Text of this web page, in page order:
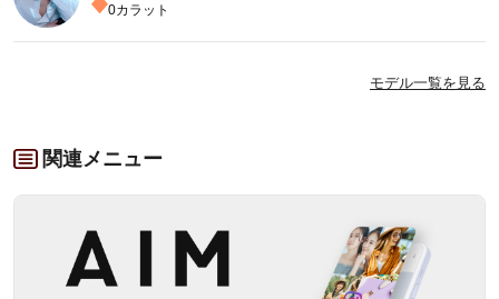
0カラット
モデル一覧を見る
関連メニュー